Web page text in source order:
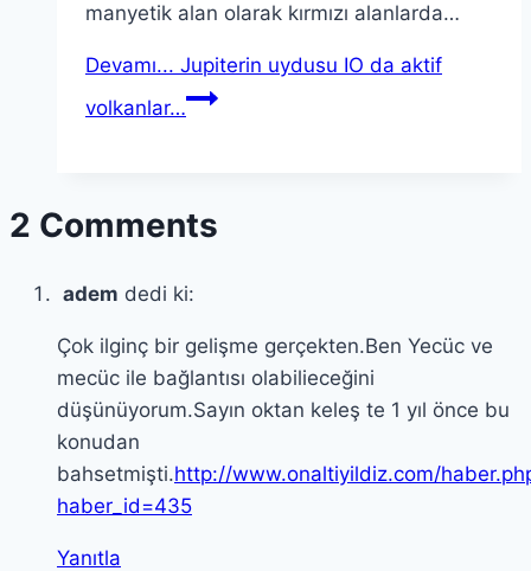
manyetik alan olarak kırmızı alanlarda…
Devamı... Jupiterin uydusu IO da aktif
volkanlar…
2 Comments
adem dedi ki:
Çok ilginç bir gelişme gerçekten.Ben Yecüc ve
mecüc ile bağlantısı olabilieceğini
düşünüyorum.Sayın oktan keleş te 1 yıl önce bu
konudan
bahsetmişti.http://www.onaltiyildiz.com/
haber_id=435
Yanıtla